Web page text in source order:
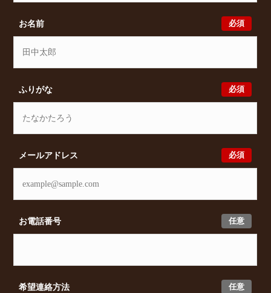
も来店予約及びオンライン相談も受け付けておりま
す。また、希望の条件をいただきましたら、プロの目
線からおすすめの賃貸物件をご提案いたします。
必須
お名前
必須
ふりがな
必須
メールアドレス
任意
お電話番号
任意
希望連絡方法